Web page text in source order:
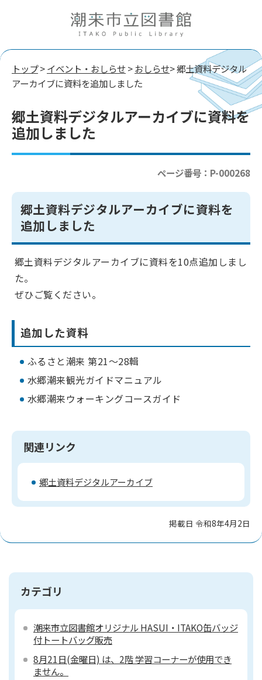
トップ>イベント・おしらせ>おしらせ> 郷土資料デジタル
アーカイブに資料を追加しました
郷土資料デジタルアーカイブに資料を
追加しました
ページ番号：P-000268
郷土資料デジタルアーカイブに資料を
追加しました
郷土資料デジタルアーカイブに資料を10点追加しまし
た。
ぜひご覧ください。
追加した資料
ふるさと潮来 第21～28輯
水郷潮来観光ガイドマニュアル
水郷潮来ウォーキングコースガイド
関連リンク
郷土資料デジタルアーカイブ
掲載日 令和8年4月2日
カテゴリ
潮来市立図書館オリジナル HASUI・ITAKO缶バッジ
付トートバッグ販売
8月21日(金曜日) は、2階 学習コーナーが使用でき
ません。